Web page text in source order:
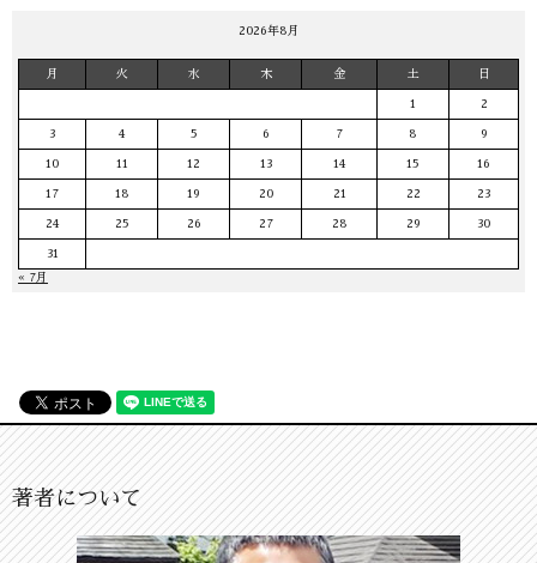
2026年8月
月 火 水 木 金 土 日
1 2
3 4 5 6 7 8 9
10 11 12 13 14 15 16
17 18 19 20 21 22 23
24 25 26 27 28 29 30
31
« 7月
著者について